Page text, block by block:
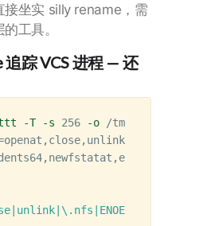
接坐实 silly rename，需
工具。
踪 VCS 进程 — 还
-T -s 256 -o /tmp/